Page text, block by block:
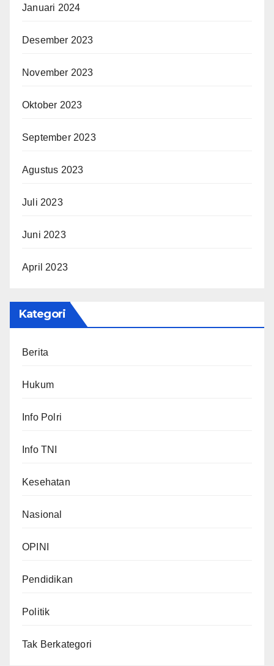
Januari 2024
Desember 2023
November 2023
Oktober 2023
September 2023
Agustus 2023
Juli 2023
Juni 2023
April 2023
Kategori
Berita
Hukum
Info Polri
Info TNI
Kesehatan
Nasional
OPINI
Pendidikan
Politik
Tak Berkategori